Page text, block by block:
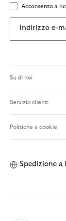
Acconsento a
Indirizzo e-
Su di noi
Servizio clienti
Politiche e cookie
Spedizione a